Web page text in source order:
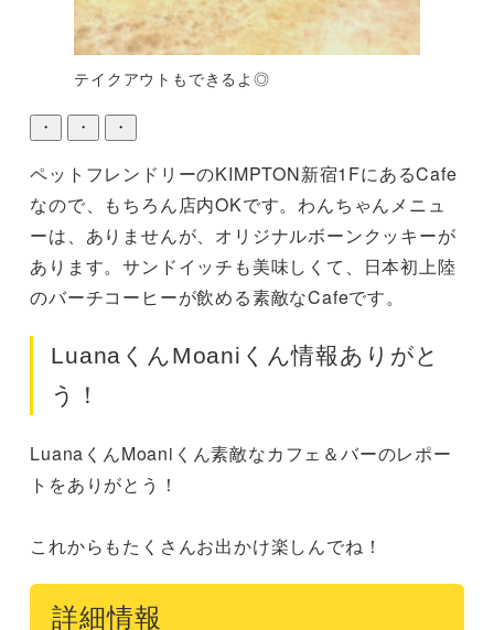
テイクアウトもできるよ◎
・ ・ ・
ペットフレンドリーのKIMPTON新宿1FにあるCafe
なので、もちろん店内OKです。わんちゃんメニュ
ーは、ありませんが、オリジナルボーンクッキーが
あります。サンドイッチも美味しくて、日本初上陸
のバーチコーヒーが飲める素敵なCafeです。
LuanaくんMoaniくん情報ありがと
う！
LuanaくんMoaniくん素敵なカフェ＆バーのレポー
トをありがとう！
これからもたくさんお出かけ楽しんでね！
詳細情報